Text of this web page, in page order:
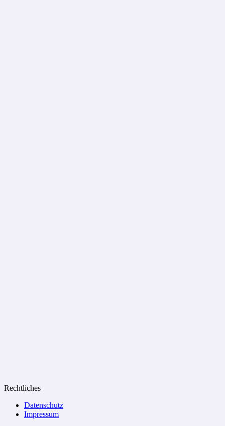
Rechtliches
Datenschutz
Impressum